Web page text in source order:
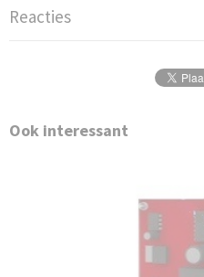
Reacties
Ook interessant